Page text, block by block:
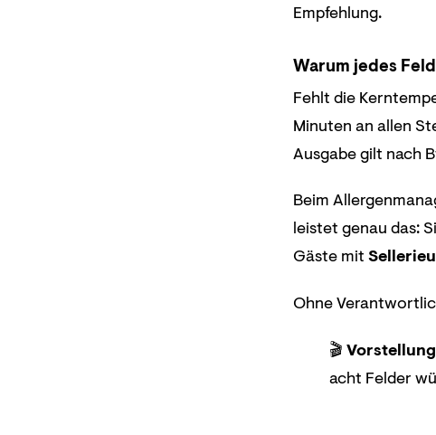
Empfehlung.
Warum jedes
Fehlt die
Minuten an allen
Ausgabe gilt nach
Beim
leistet genau das:
Gäste mit
Ohne
🎬
acht Felder